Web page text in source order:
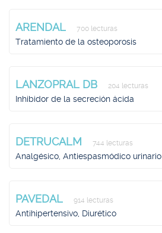
ARENDAL 700 lecturas
Tratamiento de la osteoporosis
LANZOPRAL DB 204 lecturas
Inhibidor de la secreción ácida
DETRUCALM 744 lecturas
Analgésico, Antiespasmódico urinario
PAVEDAL 914 lecturas
Antihipertensivo, Diurético